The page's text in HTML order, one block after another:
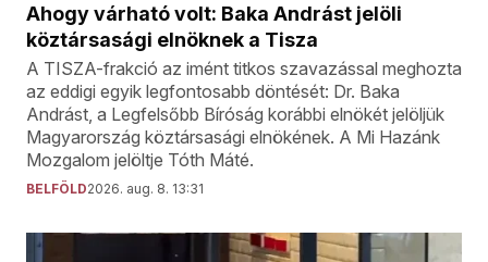
Ahogy várható volt: Baka Andrást jelöli
köztársasági elnöknek a Tisza
A TISZA-frakció az imént titkos szavazással meghozta
az eddigi egyik legfontosabb döntését: Dr. Baka
Andrást, a Legfelsőbb Bíróság korábbi elnökét jelöljük
Magyarország köztársasági elnökének. A Mi Hazánk
Mozgalom jelöltje Tóth Máté.
BELFÖLD2026. aug. 8. 13:31